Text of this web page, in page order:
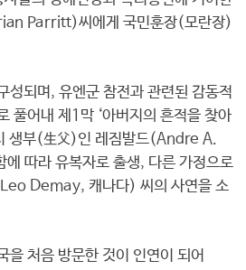
Parritt)씨에게 국민훈장(모란장)
성되며, 유엔군 참전과 관련된 감동적
풀어내 제1막 ‘아버지의 흔적을 찾아
생부(生父)인 레짐발드(Andre A.
따라 유복자로 출생, 다른 가정으로
Demay, 캐나다) 씨의 사연을 소
처음 방문한 것이 인연이 되어